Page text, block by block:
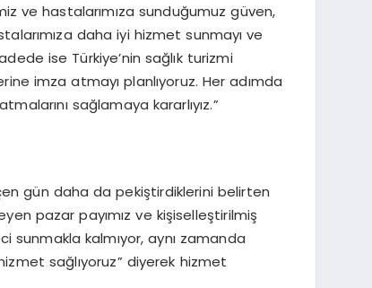
ve hastalarımıza sunduğumuz güven,
daha iyi hizmet sunmayı ve
ise Türkiye’nin sağlık turizmi
imza atmayı planlıyoruz. Her adımda
sağlamaya kararlıyız.”
gün daha da pekiştirdiklerini belirten
pazar payımız ve kişiselleştirilmiş
kalmıyor, aynı zamanda
sağlıyoruz” diyerek hizmet